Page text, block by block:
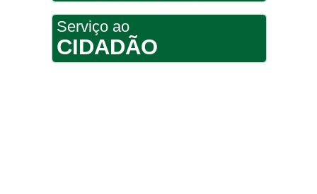
Serviço ao
CIDADÃO